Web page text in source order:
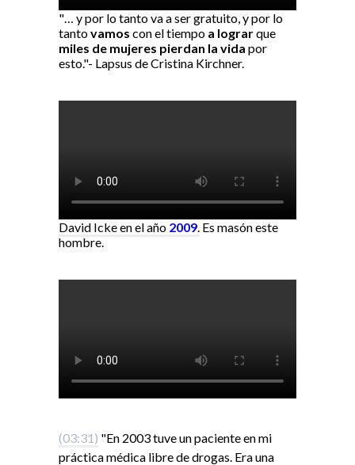
"… y por lo tanto va a ser gratuito, y por lo
tantovamos con el tiempo a lograrque
miles de mujeres pierdan la vida por
esto."- Lapsus de Cristina Kirchner.
David Icke en el año 2009. Es masón este
hombre.
(03:31) "En 2003 tuve un paciente en mi
práctica médica libre de drogas. Era una